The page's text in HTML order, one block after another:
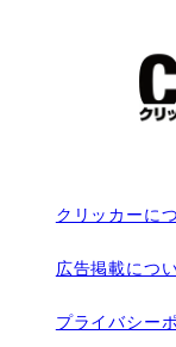
クリッカーに
広告掲載につ
プライバシー